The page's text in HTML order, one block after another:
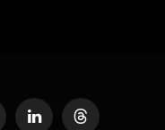
LinkedInThreads